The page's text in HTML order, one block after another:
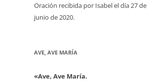
Oración recibida por Isabel el día 27 de
junio de 2020.
AVE, AVE MARÍA
«Ave, Ave María.